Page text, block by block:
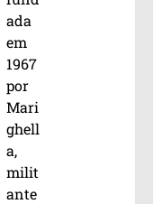
ada
em
1967
por
Mari
ghell
a,
milit
ante